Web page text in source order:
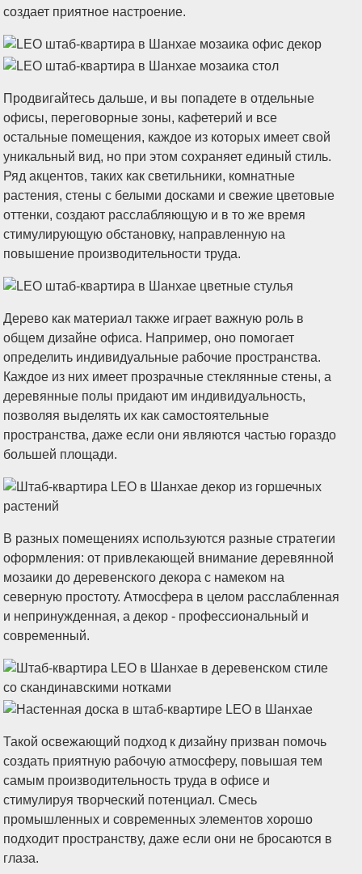
создает приятное настроение.
Продвигайтесь дальше, и вы попадете в отдельные
офисы, переговорные зоны, кафетерий и все
остальные помещения, каждое из которых имеет свой
уникальный вид, но при этом сохраняет единый стиль.
Ряд акцентов, таких как светильники, комнатные
растения, стены с белыми досками и свежие цветовые
оттенки, создают расслабляющую и в то же время
стимулирующую обстановку, направленную на
повышение производительности труда.
Дерево как материал также играет важную роль в
общем дизайне офиса. Например, оно помогает
определить индивидуальные рабочие пространства.
Каждое из них имеет прозрачные стеклянные стены, а
деревянные полы придают им индивидуальность,
позволяя выделять их как самостоятельные
пространства, даже если они являются частью гораздо
большей площади.
В разных помещениях используются разные стратегии
оформления: от привлекающей внимание деревянной
мозаики до деревенского декора с намеком на
северную простоту. Атмосфера в целом расслабленная
и непринужденная, а декор - профессиональный и
современный.
Такой освежающий подход к дизайну призван помочь
создать приятную рабочую атмосферу, повышая тем
самым производительность труда в офисе и
стимулируя творческий потенциал. Смесь
промышленных и современных элементов хорошо
подходит пространству, даже если они не бросаются в
глаза.